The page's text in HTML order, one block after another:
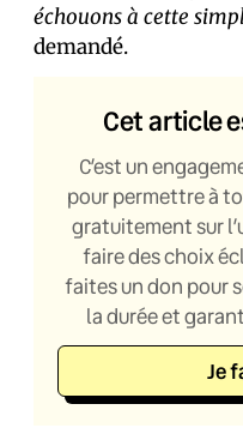
échouons à cette
demandé.
Cet article
C’est un
pour permettre à
gratuitement sur
faire des choix
faites un don pour
la durée et
Je